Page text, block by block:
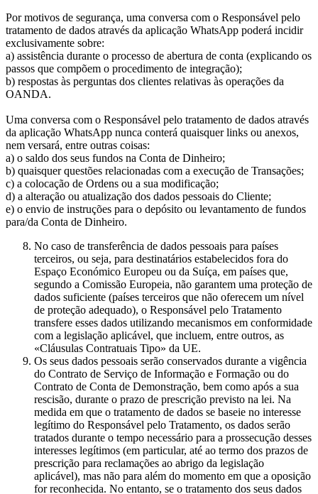
Por motivos de segurança, uma conversa com o Responsável pelo
tratamento de dados através da aplicação WhatsApp poderá incidir
exclusivamente sobre:
a) assistência durante o processo de abertura de conta (explicando os
passos que compõem o procedimento de integração);
b) respostas às perguntas dos clientes relativas às operações da
OANDA.
Uma conversa com o Responsável pelo tratamento de dados através
da aplicação WhatsApp nunca conterá quaisquer links ou anexos,
nem versará, entre outras coisas:
a) o saldo dos seus fundos na Conta de Dinheiro;
b) quaisquer questões relacionadas com a execução de Transações;
c) a colocação de Ordens ou a sua modificação;
d) a alteração ou atualização dos dados pessoais do Cliente;
e) o envio de instruções para o depósito ou levantamento de fundos
para/da Conta de Dinheiro.
No caso de transferência de dados pessoais para países
terceiros, ou seja, para destinatários estabelecidos fora do
Espaço Económico Europeu ou da Suíça, em países que,
segundo a Comissão Europeia, não garantem uma proteção de
dados suficiente (países terceiros que não oferecem um nível
de proteção adequado), o Responsável pelo Tratamento
transfere esses dados utilizando mecanismos em conformidade
com a legislação aplicável, que incluem, entre outros, as
«Cláusulas Contratuais Tipo» da UE.
Os seus dados pessoais serão conservados durante a vigência
do Contrato de Serviço de Informação e Formação ou do
Contrato de Conta de Demonstração, bem como após a sua
rescisão, durante o prazo de prescrição previsto na lei. Na
medida em que o tratamento de dados se baseie no interesse
legítimo do Responsável pelo Tratamento, os dados serão
tratados durante o tempo necessário para a prossecução desses
interesses legítimos (em particular, até ao termo dos prazos de
prescrição para reclamações ao abrigo da legislação
aplicável), mas não para além do momento em que a oposição
for reconhecida. No entanto, se o tratamento dos seus dados